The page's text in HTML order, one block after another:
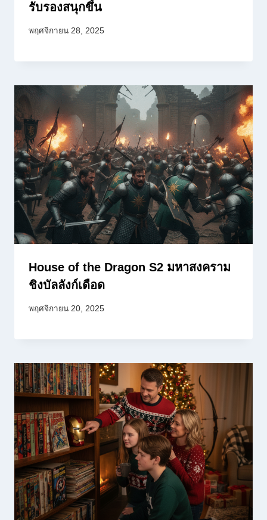
รับรองสนุกขึ้น
พฤศจิกายน 28, 2025
House of the Dragon S2 มหาสงคราม
ชิงบัลลังก์เดือด
พฤศจิกายน 20, 2025